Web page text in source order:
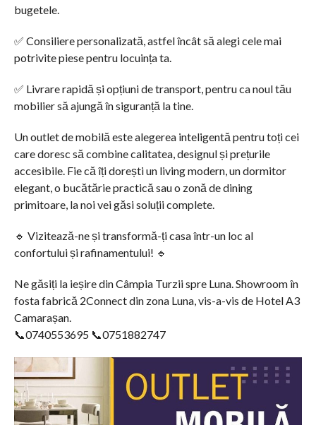
bugetele.
✅ Consiliere personalizată, astfel încât să alegi cele mai
potrivite piese pentru locuința ta.
✅ Livrare rapidă și opțiuni de transport, pentru ca noul tău
mobilier să ajungă în siguranță la tine.
Un outlet de mobilă este alegerea inteligentă pentru toți cei
care doresc să combine calitatea, designul și prețurile
accesibile. Fie că îți dorești un living modern, un dormitor
elegant, o bucătărie practică sau o zonă de dining
primitoare, la noi vei găsi soluții complete.
🔹 Vizitează-ne și transformă-ți casa într-un loc al
confortului și rafinamentului! 🔹
Ne găsiți la ieșire din Câmpia Turzii spre Luna. Showroom în
fosta fabrică 2Connect din zona Luna, vis-a-vis de Hotel A3
Camarașan.
📞0740553695 📞0751882747